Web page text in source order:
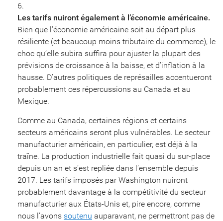
Les tarifs nuiront également à l’économie américaine.
Bien que l’économie américaine soit au départ plus
résiliente (et beaucoup moins tributaire du commerce), le
choc qu’elle subira suffira pour ajuster la plupart des
prévisions de croissance à la baisse, et d’inflation à la
hausse. D’autres politiques de représailles accentueront
probablement ces répercussions au Canada et au
Mexique.
Comme au Canada, certaines régions et certains
secteurs américains seront plus vulnérables. Le secteur
manufacturier américain, en particulier, est déjà à la
traîne. La production industrielle fait quasi du sur-place
depuis un an et s’est repliée dans l’ensemble depuis
2017. Les tarifs imposés par Washington nuiront
probablement davantage à la compétitivité du secteur
manufacturier aux États-Unis et, pire encore, comme
nous l’avons soutenu auparavant, ne permettront pas de